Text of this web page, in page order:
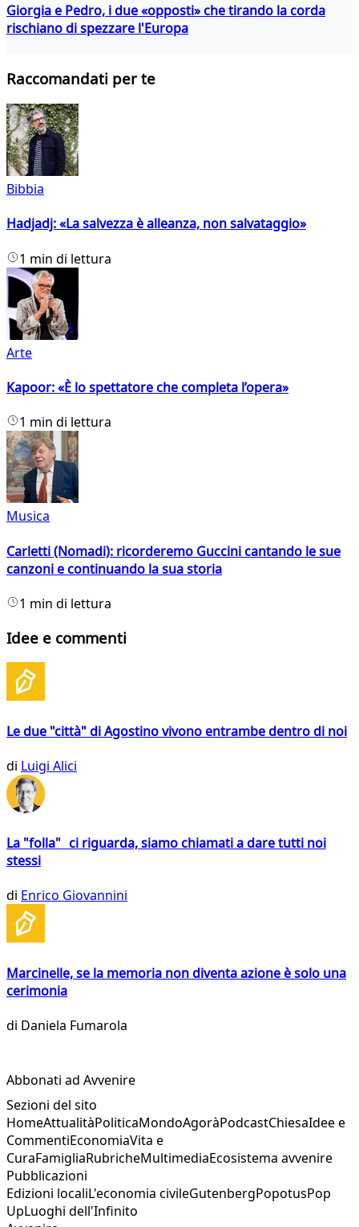
Giorgia e Pedro, i due «opposti» che tirando la corda
rischiano di spezzare l'Europa
Raccomandati per te
Bibbia
Hadjadj: «La salvezza è alleanza, non salvataggio»
1 min di lettura
Arte
Kapoor: «È lo spettatore che completa l’opera»
1 min di lettura
Musica
Carletti (Nomadi): ricorderemo Guccini cantando le sue
canzoni e continuando la sua storia
1 min di lettura
Idee e commenti
Le due "città" di Agostino vivono entrambe dentro di noi
di Luigi Alici
La "folla" ci riguarda, siamo chiamati a dare tutti noi
stessi
di Enrico Giovannini
Marcinelle, se la memoria non diventa azione è solo una
cerimonia
di Daniela Fumarola
Abbonati ad Avvenire
Sezioni del sito
HomeAttualitàPoliticaMondoAgoràPodcastChiesaIdee e
CommentiEconomiaVita e
CuraFamigliaRubricheMultimediaEcosistema avvenire
Pubblicazioni
Edizioni localiL'economia civileGutenbergPopotusPop
UpLuoghi dell'Infinito